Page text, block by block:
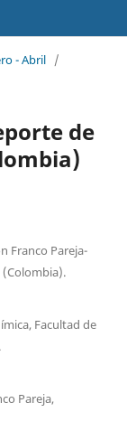
- Abril /
de
Franco Pareja-
(Colombia).
Facultad de
Pareja,